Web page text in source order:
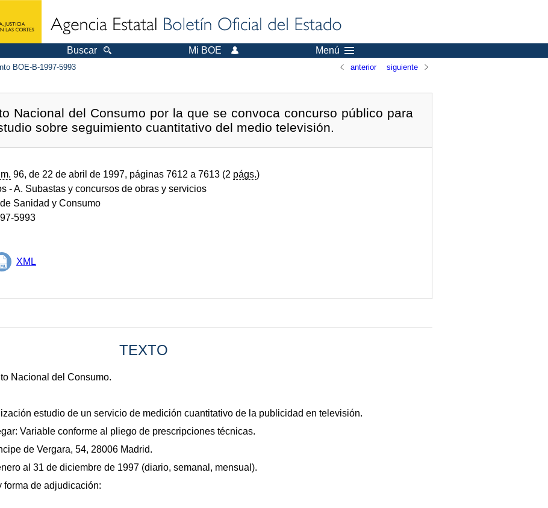
Buscar Mi BOE Menú
BOE-B-1997-5993 anterior siguiente
Nacional del Consumo por la que se convoca concurso público para
sobre seguimiento cuantitativo del medio televisión.
96, de 22 de abril de 1997, páginas 7612 a 7613 (2 págs.)
- A. Subastas y concursos de obras y servicios
Sanidad y Consumo
5993
XML
TEXTO
Nacional del Consumo.
estudio de un servicio de medición cuantitativo de la publicidad en televisión.
Variable conforme al pliego de prescripciones técnicas.
de Vergara, 54, 28006 Madrid.
al 31 de diciembre de 1997 (diario, semanal, mensual).
forma de adjudicación: